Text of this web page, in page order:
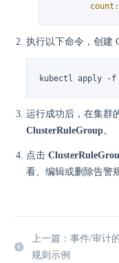
count:
执行以下命令，创建
kubectl apply
运行成功后，在集群
ClusterRuleGroup。
点击
看、编辑或删除告警
上一篇：事件/审计
规则示例